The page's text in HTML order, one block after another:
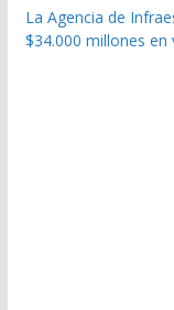
La Agencia de
$34.000 millones en